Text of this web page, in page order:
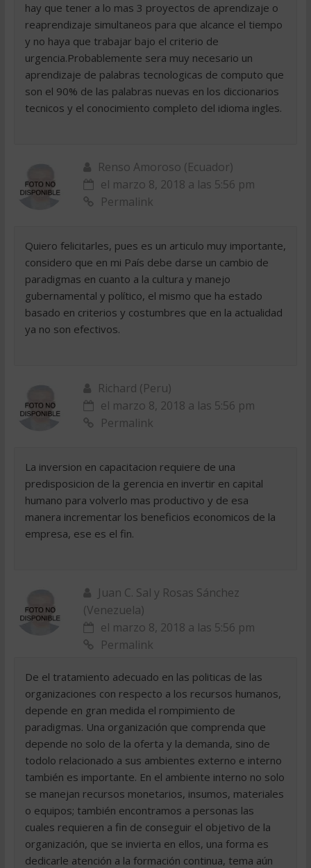
hay que tener a lo mas 3 proyectos de aprendizaje o
reaprendizaje simultaneos para que alcance el tiempo
y no haya que trabajar bajo el criterio de
urgencia.Probablemente sera muy necesario un
aprendizaje de palabras tecnologicas de computo que
son el 90% de las palabras nuevas en los diccionarios
tecnicos y el conocimiento completo del idioma ingles.
Renso Amoroso (Ecuador)
el marzo 8, 2018 a las 5:56 pm
Permalink
Quiero felicitarles, pues es un articulo muy importante,
considero que en mi País debe darse un cambio de
paradigmas en cuanto a la cultura y manejo
gubernamental y político, el mismo que ha estado
basado en criterios y costumbres que en la actualidad
ya no son efectivos.
Richard (Peru)
el marzo 8, 2018 a las 5:56 pm
Permalink
La inversion en capacitacion requiere de una
predisposicion de la gerencia en invertir en capital
humano para volverlo mas productivo y de esa
manera incrementar los beneficios economicos de la
empresa, ese es el fin.
Juan C. Sal y Rosas Sánchez
(Venezuela)
el marzo 8, 2018 a las 5:56 pm
Permalink
De el tratamiento adecuado en las politicas de las
organizaciones con respecto a los recursos humanos,
depende en gran medida el rompimiento de
paradigmas. Una organización que comprenda que
depende no solo de la oferta y la demanda, sino de
todolo relacionado a sus ambientes externo e interno
también es importante. En el ambiente interno no solo
se manejan recursos monetarios, insumos, materiales
o equipos; también encontramos a personas las
cuales requieren a fin de conseguir el objetivo de la
organización, que se invierta en ellos, una forma es
dedicarle atención a la formación continua, tema aún